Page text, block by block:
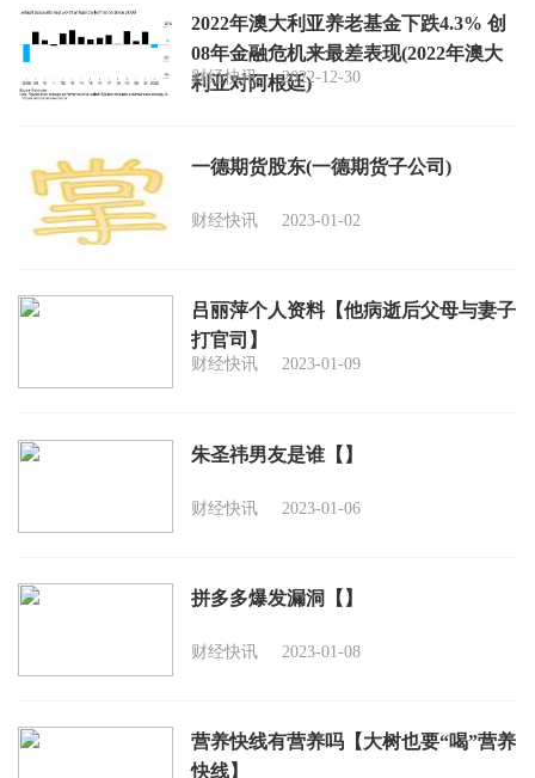
2022年澳大利亚养老基金下跌4.3% 创
08年金融危机来最差表现(2022年澳大
利亚对阿根廷)
财经快讯 2022-12-30
一德期货股东(一德期货子公司)
财经快讯 2023-01-02
吕丽萍个人资料【他病逝后父母与妻子
打官司】
财经快讯 2023-01-09
朱圣祎男友是谁【】
财经快讯 2023-01-06
拼多多爆发漏洞【】
财经快讯 2023-01-08
营养快线有营养吗【大树也要“喝”营养
快线】